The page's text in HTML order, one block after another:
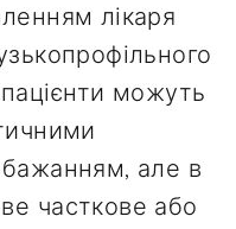
лікаря
пацієнти можуть
але в
часткове або